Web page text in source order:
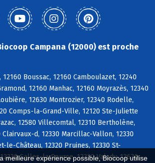
meilleure expérience possible, Biocoop utilise
Campana (12000) est proche
Boussac, 12160 Camboulazet, 12240
12160 Manhac, 12160 Moyrazès, 12340
12630 Montrozier, 12340 Rodelle,
Comps-la-Grand-Ville, 12120 Ste-Juliette
12580 Villecomtal, 12310 Bertholène,
Clairvaux-d, 12330 Marcillac-Vallon, 12330
le-Château, 12320 Pruines, 12330 St-
Salles-la-Source, 12330 Valady, 12630